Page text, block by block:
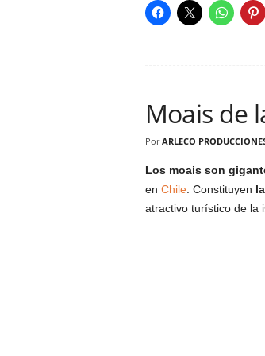
Moais de
Por ARLECO
Los moais son
en Chile. Constituyen
atractivo turístico de la